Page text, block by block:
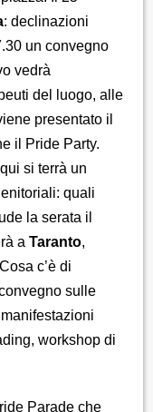
: declinazioni
un convegno
vedrà
del luogo, alle
presentato il
il Pride Party.
si terrà un
quali
la serata il
aTaranto,
c’è di
sulle
workshop di
Parade che